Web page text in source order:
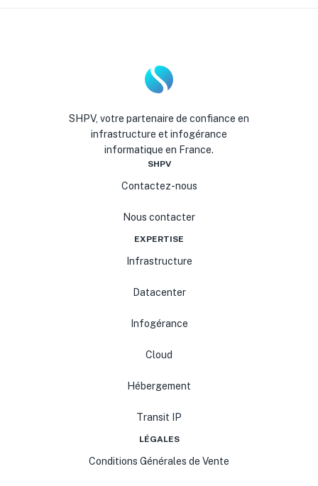
SHPV, votre partenaire de confiance en
infrastructure et infogérance
informatique en France.
SHPV
Contactez-nous
Nous contacter
EXPERTISE
Infrastructure
Datacenter
Infogérance
Cloud
Hébergement
Transit IP
LÉGALES
Conditions Générales de Vente